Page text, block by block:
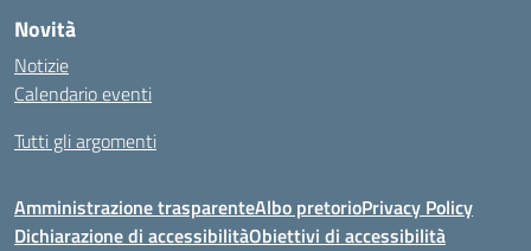
Novità
Notizie
Calendario eventi
Tutti gli argomenti
Amministrazione trasparenteAlbo pretorioPrivacy Policy
Dichiarazione di accessibilitàObiettivi di accessibilità